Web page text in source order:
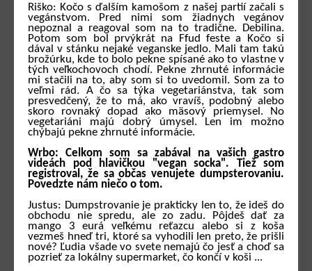
Riško: Kočo s ďalším kamošom z našej partií začali s
vegánstvom. Pred nimi som žiadnych vegánov
nepoznal a reagoval som na to tradične. Debilina.
Potom som bol prvýkrát na Ffud feste a Kočo si
dával v stánku nejaké veganske jedlo. Mali tam takú
brožúrku, kde to bolo pekne spísané ako to vlastne v
tých veľkochovoch chodí. Pekne zhrnuté informácie
mi stačili na to, aby som si to uvedomil. Som za to
veľmi rád. A čo sa týka vegetariánstva, tak som
presvedčený, že to má, ako vravíš, podobný alebo
skoro rovnaký dopad ako mäsový priemysel. No
vegetariáni majú dobrý úmysel. Len im možno
chýbajú pekne zhrnuté informácie.
Wrbo: Celkom som sa zabával na vašich gastro
videách pod hlavičkou "vegan socka". Tiež som
registroval, že sa občas venujete dumpsterovaniu.
Povedzte nám niečo o tom.
Justus: Dumpstrovanie je prakticky len to, že ideš do
obchodu nie spredu, ale zo zadu. Pôjdeš dať za
mango 3 eurá veľkému reťazcu alebo si z koša
vezmeš hneď tri, ktoré sa vyhodili len preto, že prišli
nové? Ľudia všade vo svete nemajú čo jesť a choď sa
pozrieť za lokálny supermarket, čo končí v koši ...